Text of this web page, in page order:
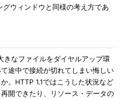
ウィンドウと同様の考え方であ
なファイルをダイヤルアップ環
途中で接続が切れてしまい悔しい
。HTTP 1.1ではこうした状況など
開できたり、リソース・データの